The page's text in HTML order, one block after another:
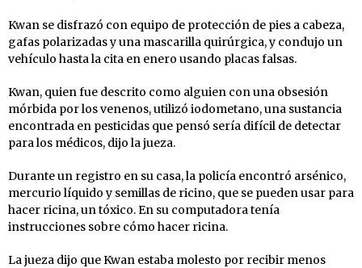
Kwan se disfrazó con equipo de protección de pies a cabeza,
gafas polarizadas y una mascarilla quirúrgica, y condujo un
vehículo hasta la cita en enero usando placas falsas.
Kwan, quien fue descrito como alguien con una obsesión
mórbida por los venenos, utilizó iodometano, una sustancia
encontrada en pesticidas que pensó sería difícil de detectar
para los médicos, dijo la jueza.
Durante un registro en su casa, la policía encontró arsénico,
mercurio líquido y semillas de ricino, que se pueden usar para
hacer ricina, un tóxico. En su computadora tenía
instrucciones sobre cómo hacer ricina.
La jueza dijo que Kwan estaba molesto por recibir menos